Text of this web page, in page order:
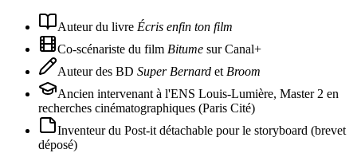
Auteur du livre Écris enfin ton film
Co-scénariste du film Bitume sur Canal+
Auteur des BD Super Bernard et Broom
Ancien intervenant à l'ENS Louis-Lumière, Master 2 en
recherches cinématographiques (Paris Cité)
Inventeur du Post-it détachable pour le storyboard (brevet
déposé)